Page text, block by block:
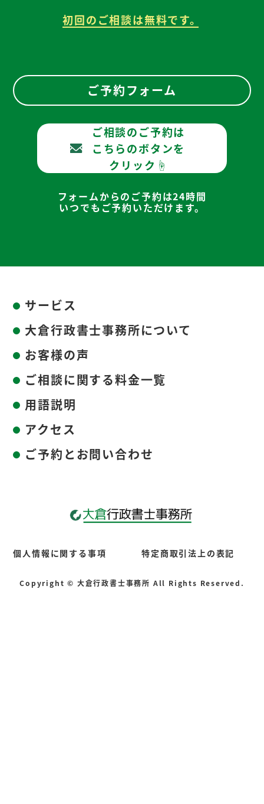
初回のご相談は無料です。
ご予約フォーム
ご相談のご予約は
こちらのボタンを
クリック☝
フォームからのご予約は24時間
いつでもご予約いただけます。
サービス
大倉行政書士事務所について
お客様の声
ご相談に関する料金一覧
用語説明
アクセス
ご予約とお問い合わせ
個人情報に関する事項 特定商取引法上の表記
Copyright © 大倉行政書士事務所 All Rights Reserved.